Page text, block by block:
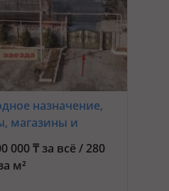
назначение,
магазины и
склады, салоны
образование,
· 1000 м² ·
000 ₸ за всё / 280
м²